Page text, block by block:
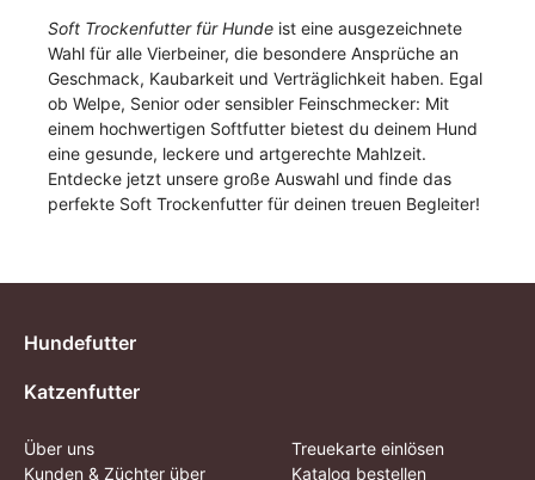
Soft Trockenfutter für Hunde ist eine ausgezeichnete
Wahl für alle Vierbeiner, die besondere Ansprüche an
Geschmack, Kaubarkeit und Verträglichkeit haben. Egal
ob Welpe, Senior oder sensibler Feinschmecker: Mit
einem hochwertigen Softfutter bietest du deinem Hund
eine gesunde, leckere und artgerechte Mahlzeit.
Entdecke jetzt unsere große Auswahl und finde das
perfekte Soft Trockenfutter für deinen treuen Begleiter!
Hundefutter
Katzenfutter
Über uns
Kunden & Züchter über
Treuekarte einlösen
Katalog bestellen